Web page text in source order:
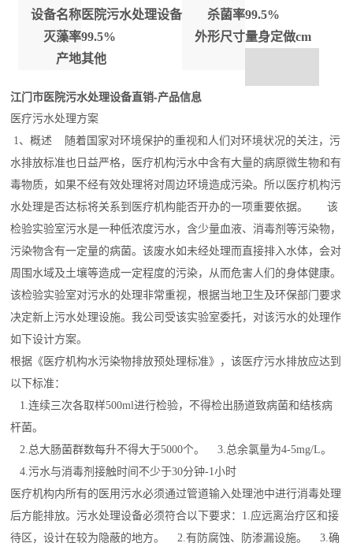
设备名称医院污水处理设备 杀菌率99.5%
灭藻率99.5% 外形尺寸量身定做cm
产地其他
江门市医院污水处理设备直销-产品信息
医疗污水处理方案
1、概述 随着国家对环境保护的重视和人们对环境状况的关注，污
水排放标准也日益严格，医疗机构污水中含有大量的病原微生物和有
毒物质，如果不经有效处理将对周边环境造成污染。所以医疗机构污
水处理是否达标将关系到医疗机构能否开办的一项重要依据。 该
检验实验室污水是一种低浓度污水，含少量血液、消毒剂等污染物，
污染物含有一定量的病菌。该废水如未经处理而直接排入水体，会对
周围水域及土壤等造成一定程度的污染，从而危害人们的身体健康。
该检验实验室对污水的处理非常重视，根据当地卫生及环保部门要求
决定新上污水处理设施。我公司受该实验室委托，对该污水的处理作
如下设计方案。
根据《医疗机构水污染物排放预处理标准》，该医疗污水排放应达到
以下标准：
1.连续三次各取样500ml进行检验，不得检出肠道致病菌和结核病
杆菌。
2.总大肠菌群数每升不得大于5000个。 3.总余氯量为4-5mg/L。
4.污水与消毒剂接触时间不少于30分钟-1小时
医疗机构内所有的医用污水必须通过管道输入处理池中进行消毒处理
后方能排放。污水处理设备必须符合以下要求：1.应远离治疗区和接
待区，设计在较为隐蔽的地方。 2.有防腐蚀、防渗漏设施。 3.确